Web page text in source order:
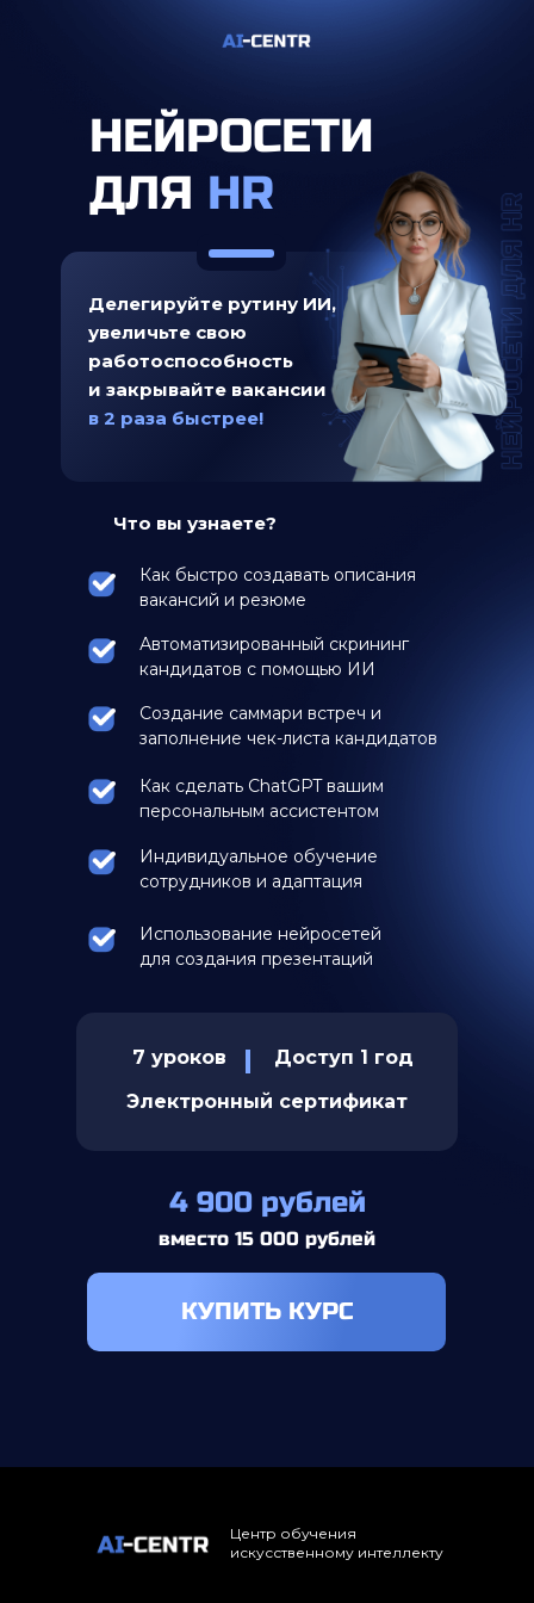
Что вы узнаете?
7 уроков
Доступ 1 год
Электронный сертификат
4 900 рублей
вместо 15 000 рублей
КУПИТЬ КУРС
НЕЙРОСЕТИ
ДЛЯ HR
Делегируйте рутину ИИ,
увеличьте свою
работоспособность
и закрывайте вакансии
в 2 раза быстрее!
Как быстро создавать описания
вакансий и резюме
Автоматизированный скрининг
кандидатов с помощью ИИ
Создание саммари встреч и
заполнение чек-листа кандидатов
Как сделать ChatGPT вашим
персональным ассистентом
Индивидуальное обучение
сотрудников и адаптация
Использование нейросетей
для создания презентаций
Центр обучения
искусственному интеллекту